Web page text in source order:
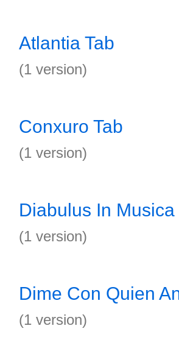
Atlantia Tab
(1 version)
Conxuro Tab
(1 version)
Diabulus In Musica
(1 version)
Dime Con Quien
(1 version)